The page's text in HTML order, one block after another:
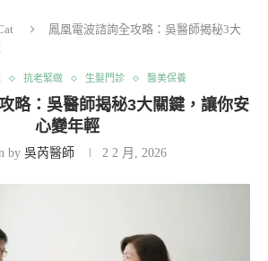
鳳凰電波諮詢全攻略：吳醫師揭秘3大
抗老緊緻 生髮門診 醫美保養
略：吳醫師揭秘3大關鍵，讓你安
心變年輕
by 吳芮醫師 2 2 月, 2026